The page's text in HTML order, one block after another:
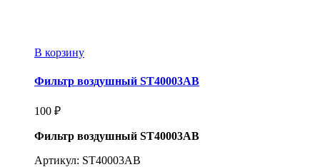
В корзину
Фильтр воздушный ST40003AB
100 ₽
Фильтр воздушный ST40003AB
Артикул: ST40003AB